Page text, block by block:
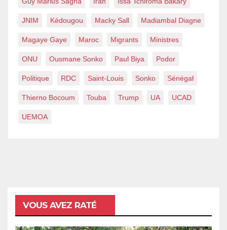
JNIM Kédougou Macky Sall Madiambal Diagne
Magaye Gaye Maroc Migrants Ministres
ONU Ousmane Sonko Paul Biya Podor
Politique RDC Saint-Louis Sonko Sénégal
Thierno Bocoum Touba Trump UA UCAD
UEMOA
VOUS AVEZ RATÉ